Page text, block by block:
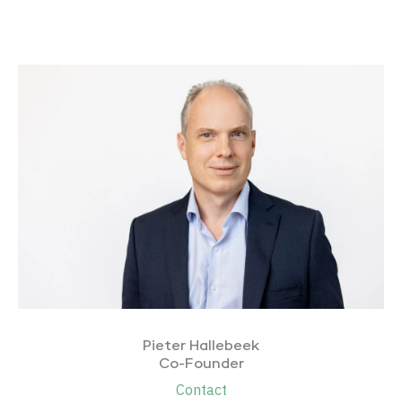
Pieter Hallebeek
Co-Founder
Contact